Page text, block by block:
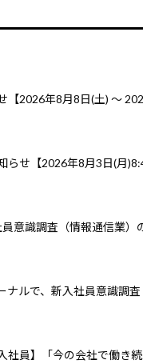
【2026年8月8日(土) ～
らせ【2026年8月3日(月
意識調査（情報通信業）
ナルで、新入社員意識調
社員】「今の会社で働き